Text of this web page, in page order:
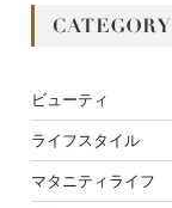
ビューティ
ライフスタイル
マタニティライフ